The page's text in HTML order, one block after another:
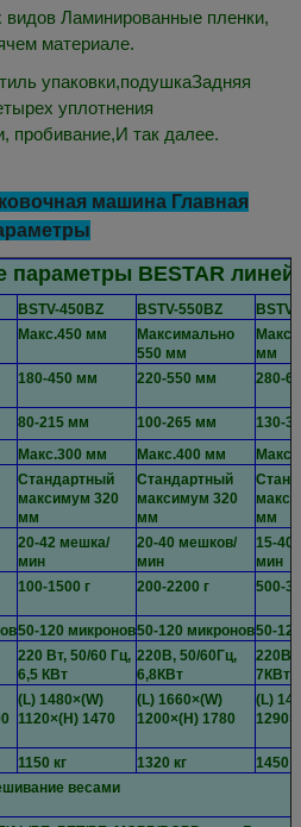
видов Ламинированные пленки,
материале.
упаковки,подушкаЗадняя
уплотнения
пробивание,И так далее.
машина Главная
параметры BESTAR
BSTV-450BZ BSTV-550BZ
Макс.450 мм
Максимально
550 мм
мм
180-450 мм 220-550 мм 280-
80-215 мм 100-265 мм
130-
Макс.300 мм Макс.400 мм
Стандартный
максимум 320
мм
Стандартный
максимум 320
мм
мм
20-42 мешка/
мин
20-40 мешков/
мин
15-40
мин
100-1500 г 200-2200 г 500-
50-120 микронов50-120 микронов50-
220 Вт, 50/60 Гц,
6,5 КВт
220В, 50/60Гц,
6,8КВт
220В,
7КВт
(L) 1480×(W)
1120×(H) 1470
(L) 1660×(W)
1200×(H) 1780
(L)
1150 кг 1320 кг
1450
весами